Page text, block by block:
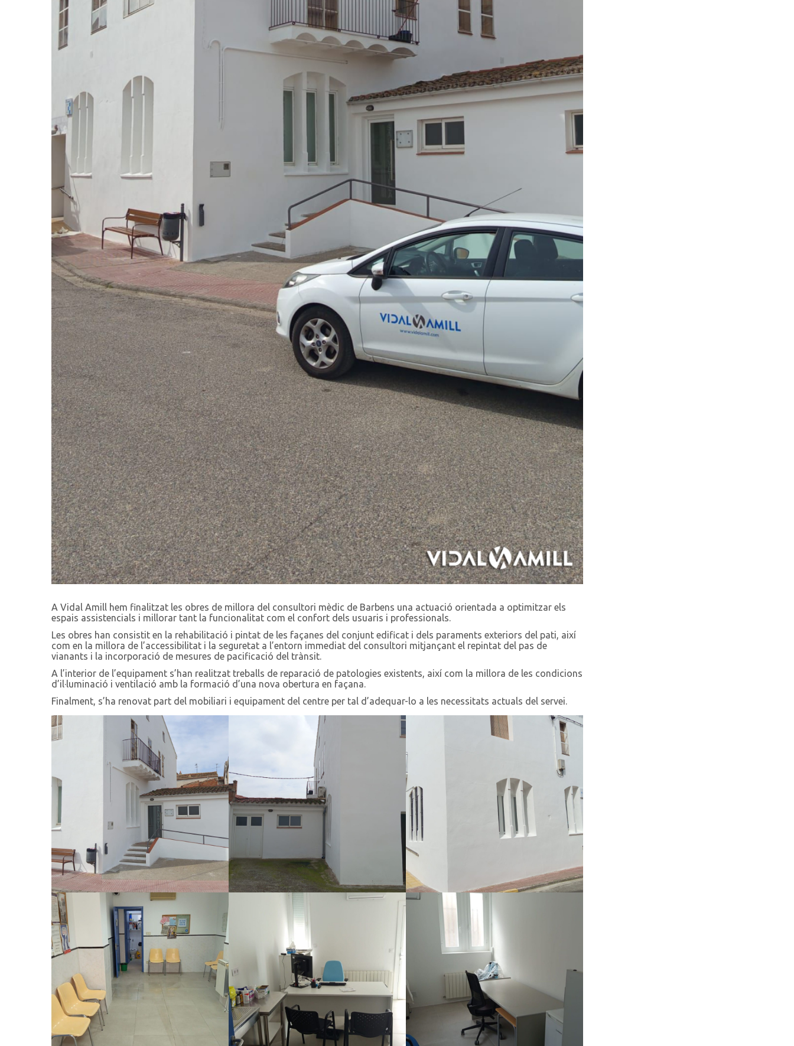
A Vidal Amill hem finalitzat les obres de millora del consultori mèdic de Barbens una actuació orientada a optimitzar els
espais assistencials i millorar tant la funcionalitat com el confort dels usuaris i professionals.
Les obres han consistit en la rehabilitació i pintat de les façanes del conjunt edificat i dels paraments exteriors del pati, així
com en la millora de l’accessibilitat i la seguretat a l’entorn immediat del consultori mitjançant el repintat del pas de
vianants i la incorporació de mesures de pacificació del trànsit.
A l’interior de l’equipament s’han realitzat treballs de reparació de patologies existents, així com la millora de les condicions
d’il·luminació i ventilació amb la formació d’una nova obertura en façana.
Finalment, s’ha renovat part del mobiliari i equipament del centre per tal d’adequar-lo a les necessitats actuals del servei.